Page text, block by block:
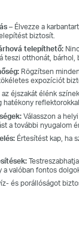
– Élvezze a
biztosít.
telepíthető:
teszi otthonát, bárhol,
Rögzítsen
expozíciót
éjszakát élénk
hatékony
Válasszon a
a további nyugalom
Értesítést kap, ha
valóban fontos
és porállóságot
mint a
képes